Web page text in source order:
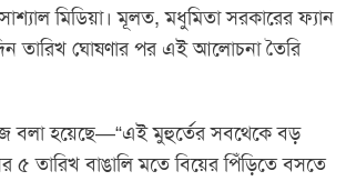
মিডিয়া। মূলত, মধুমিতা সরকারের ফ্যান
তারিখ ঘোষণার পর এই আলোচনা তৈরি
বলা হয়েছে—“এই মুহুর্তের সবথেকে বড়
৫ তারিখ বাঙালি মতে বিয়ের পিঁড়িতে বসতে